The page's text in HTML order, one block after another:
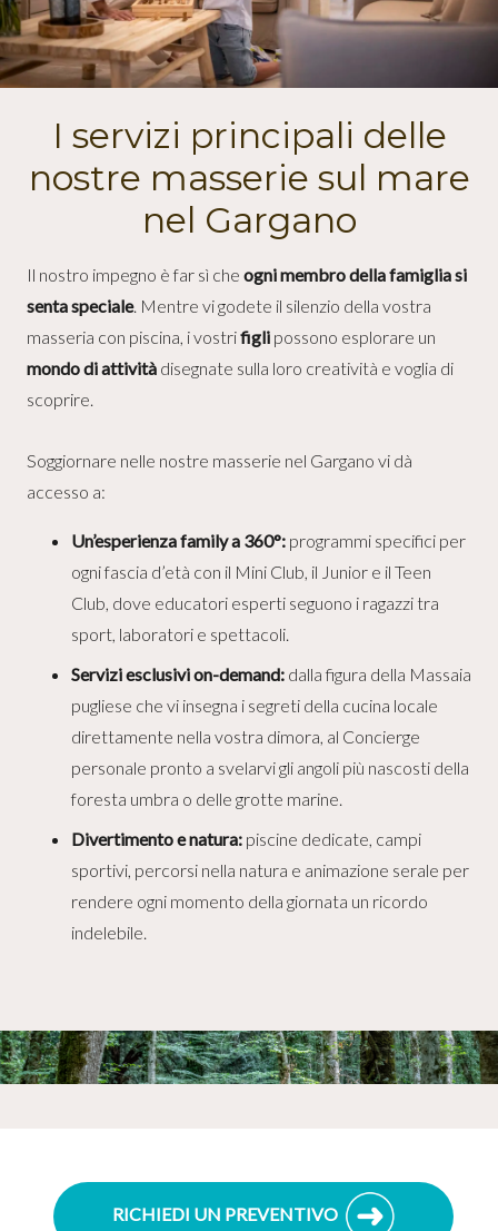
I servizi principali delle
nostre masserie sul mare
nel Gargano
Il nostro impegno è far sì che ogni membro della famiglia si
senta speciale. Mentre vi godete il silenzio della vostra
masseria con piscina, i vostrifigli possono esplorare un
mondo di attività disegnate sulla loro creatività e voglia di
scoprire.
Soggiornare nelle nostre masserie nel Gargano vi dà
accesso a:
Un’esperienza family a 360°: programmi specifici per
ogni fascia d’età con il Mini Club, il Junior e il Teen
Club, dove educatori esperti seguono i ragazzi tra
sport, laboratori e spettacoli.
Servizi esclusivi on-demand: dalla figura della Massaia
pugliese che vi insegna i segreti della cucina locale
direttamente nella vostra dimora, al Concierge
personale pronto a svelarvi gli angoli più nascosti della
foresta umbra o delle grotte marine.
Divertimento e natura: piscine dedicate, campi
sportivi, percorsi nella natura e animazione serale per
rendere ogni momento della giornata un ricordo
indelebile.
RICHIEDI UN PREVENTIVO